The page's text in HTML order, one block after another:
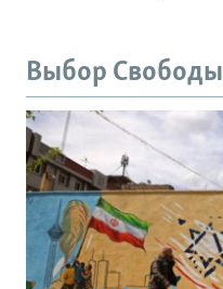
Выбор Свободы